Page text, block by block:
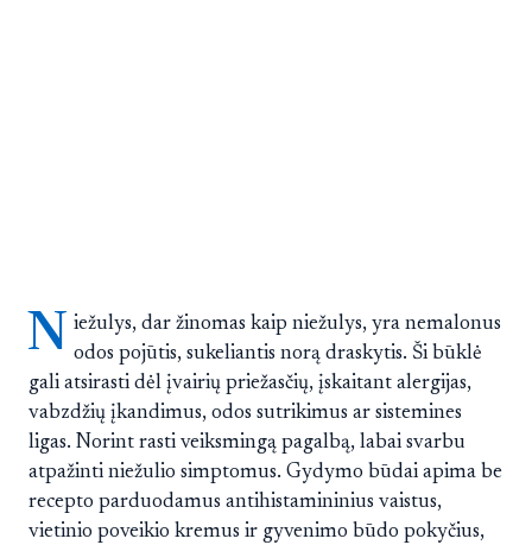
N iežulys, dar žinomas kaip niežulys, yra nemalonus
odos pojūtis, sukeliantis norą draskytis. Ši būklė
gali atsirasti dėl įvairių priežasčių, įskaitant alergijas,
vabzdžių įkandimus, odos sutrikimus ar sistemines
ligas. Norint rasti veiksmingą pagalbą, labai svarbu
atpažinti niežulio simptomus. Gydymo būdai apima be
recepto parduodamus antihistamininius vaistus,
vietinio poveikio kremus ir gyvenimo būdo pokyčius,